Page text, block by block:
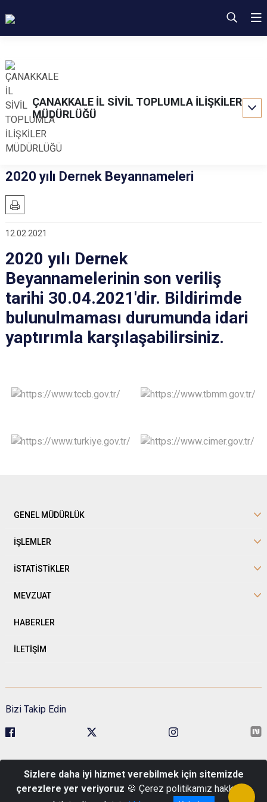
ÇANAKKALE İL SİVİL TOPLUMLA İLİŞKİLER
MÜDÜRLÜĞÜ
2020 yılı Dernek Beyannameleri
12.02.2021
2020 yılı Dernek
Beyannamelerinin son veriliş
tarihi 30.04.2021'dir. Bildirimde
bulunulmaması durumunda idari
yaptırımla karşılaşabilirsiniz.
GENEL MÜDÜRLÜK
İŞLEMLER
İSTATİSTİKLER
MEVZUAT
HABERLER
İLETİŞİM
Bizi Takip Edin
No:1 Pk: 06680 Çankaya/Ankara
Telefon : 0 (312) 422 48 00
Sizlere daha iyi hizmet verebilmek için sitemizde
çerezlere yer veriyoruz 🍪 Çerez politikamız hakkında